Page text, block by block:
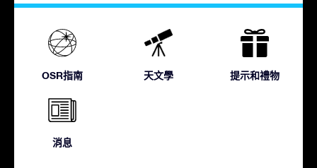
OSR指南 天文學 提示和禮物
消息